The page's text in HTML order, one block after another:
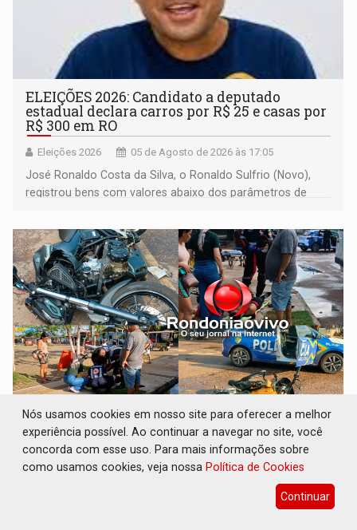
ELEIÇÕES 2026: Candidato a deputado
estadual declara carros por R$ 25 e casas por
R$ 300 em RO
Eleições 2026 05 de Agosto de 2026 às 17:05
José Ronaldo Costa da Silva, o Ronaldo Sulfrio (Novo),
registrou bens com valores abaixo dos parâmetros de
milhões
VÍDEO: Motocicletas batem de frente e duas
pessoas ficam feridas no Cohab
Polícia 05 de Agosto de 2026 às 16:58
Nós usamos cookies em nosso site para oferecer a melhor
experiência possível. Ao continuar a navegar no site, você
concorda com esse uso. Para mais informações sobre
como usamos cookies, veja nossa Política de Cookies
Continuar